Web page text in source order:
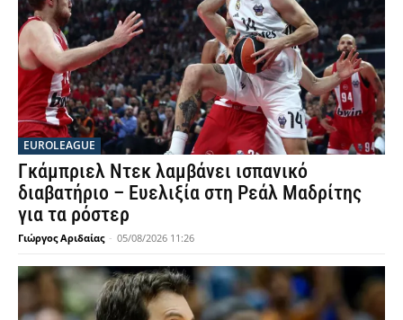
EUROLEAGUE
Γκάμπριελ Ντεκ λαμβάνει ισπανικό
διαβατήριο – Ευελιξία στη Ρεάλ Μαδρίτης
για τα ρόστερ
Γιώργος Αριδαίας - 05/08/2026 11:26